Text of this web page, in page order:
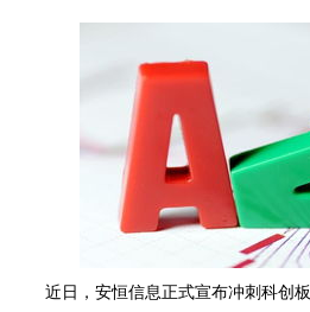
近日，安恒信息正式宣布冲刺科创